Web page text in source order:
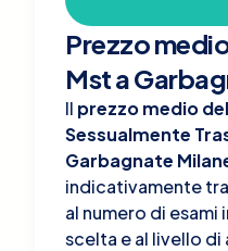
Prezzo
Mst a
Il prezzo medio
Sessualmente
Garbagnate
indicativamente tra
al numero di esami
scelta e al livello